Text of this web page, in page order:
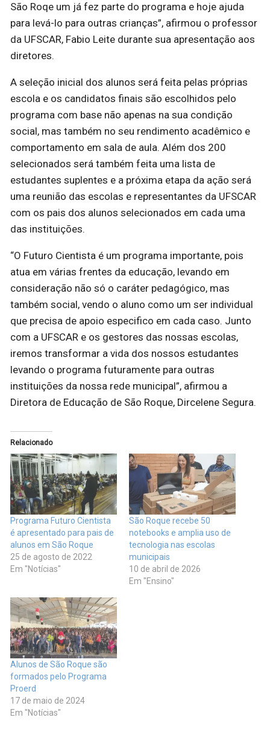
São Roqe um já fez parte do programa e hoje ajuda
para levá-lo para outras crianças”, afirmou o professor
da UFSCAR, Fabio Leite durante sua apresentação aos
diretores.
A seleção inicial dos alunos será feita pelas próprias
escola e os candidatos finais são escolhidos pelo
programa com base não apenas na sua condição
social, mas também no seu rendimento acadêmico e
comportamento em sala de aula. Além dos 200
selecionados será também feita uma lista de
estudantes suplentes e a próxima etapa da ação será
uma reunião das escolas e representantes da UFSCAR
com os pais dos alunos selecionados em cada uma
das instituições.
“O Futuro Cientista é um programa importante, pois
atua em várias frentes da educação, levando em
consideração não só o caráter pedagógico, mas
também social, vendo o aluno como um ser individual
que precisa de apoio especifico em cada caso. Junto
com a UFSCAR e os gestores das nossas escolas,
iremos transformar a vida dos nossos estudantes
levando o programa futuramente para outras
instituições da nossa rede municipal”, afirmou a
Diretora de Educação de São Roque, Dircelene Segura.
Relacionado
Programa Futuro Cientista
é apresentado para pais de
alunos em São Roque
25 de agosto de 2022
Em "Notícias"
São Roque recebe 50
notebooks e amplia uso de
tecnologia nas escolas
municipais
10 de abril de 2026
Em "Ensino"
Alunos de São Roque são
formados pelo Programa
Proerd
17 de maio de 2024
Em "Notícias"